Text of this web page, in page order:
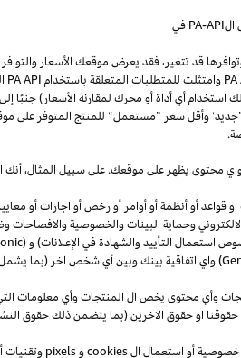
ال PA-API
في
قد تتغير، فقد يعرض موقعك الأسعار والتوافر
وامتثلت للمتطلبات المتعلقة باستخدام
استخدامأيأداةأو محرك لمقارنة الأسعار)جنبًا إلى
’جديد‘ وأقلسعر ”مستعمل“ للمنتج المتوفر على
واي محتوى يظهر على موقعك. على سبيل المثال،أنك
أو أنظمة أو أوامر أو رخص أو اجازات أو
وحماية البينات والخصوصيةوالافصاحات
استعمال التأييد والشهادة في الإعلانات) و (
) واي اتفاقية بينك وبين أي شخص اخر (بما
وأي محتوى يخص ال المنتجات وأي معلومات
او حقوق الاخرين (بما يتضمن ذلك حقوق النشر
خصوصية أو استعمال الcookiesوpixels و